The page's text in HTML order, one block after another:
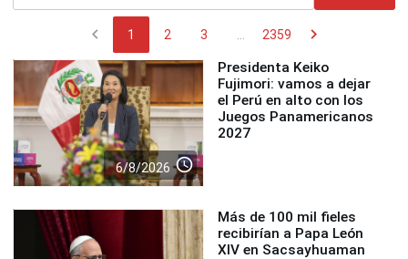
chevron_left 1 2 3 2359 chevron_right
6/8/2026 access_time
Presidenta Keiko
Fujimori: vamos a dejar
el Perú en alto con los
Juegos Panamericanos
2027
Más de 100 mil fieles
recibirían a Papa León
XIV en Sacsayhuaman